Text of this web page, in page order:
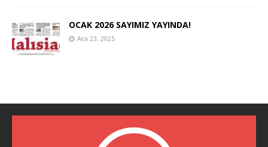
OCAK 2026 SAYIMIZ YAYINDA!
Ara 23, 2025